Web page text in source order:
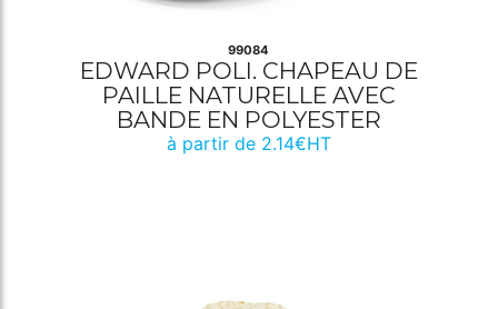
99084
EDWARD POLI. CHAPEAU DE
PAILLE NATURELLE AVEC
BANDE EN POLYESTER
à partir de 2.14€HT